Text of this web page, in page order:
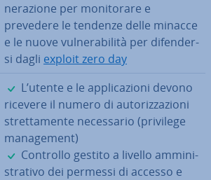
ne­ra­zio­ne per mo­ni­to­ra­re e
prevedere le tendenze delle minacce
e le nuove vul­ne­ra­bi­li­tà per di­fen­der­
si dagli exploit zero day
✓
L’utente e le ap­pli­ca­zio­ni devono
ricevere il numero di au­to­riz­za­zio­ni
stret­ta­men­te ne­ces­sa­rio (privilege
ma­na­ge­ment)
✓
Controllo gestito a livello am­mi­ni­
stra­ti­vo dei permessi di accesso e